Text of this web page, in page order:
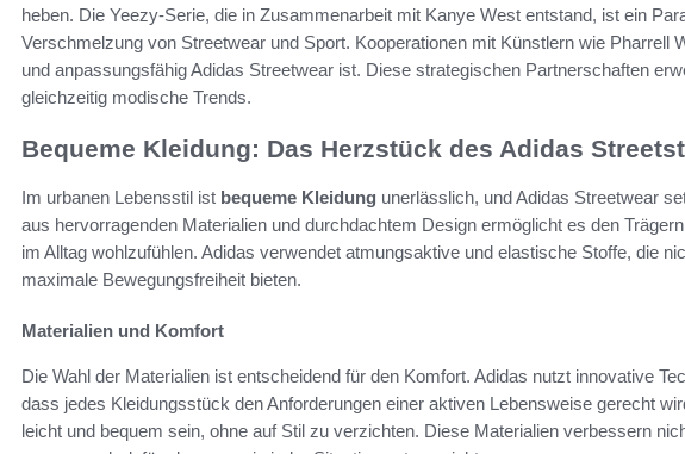
heben. Die Yeezy-Serie, die in Zusammenarbeit mit Kanye West entstand, ist ein
Verschmelzung von Streetwear und Sport. Kooperationen mit Künstlern wie Pharrell
und anpassungsfähig Adidas Streetwear ist. Diese strategischen Partnerschaften
gleichzeitig modische Trends.
Bequeme Kleidung: Das Herzstück des Adidas
Im urbanen Lebensstil ist bequeme Kleidung unerlässlich, und Adidas Streetwear
aus hervorragenden Materialien und durchdachtem Design ermöglicht es den
im Alltag wohlzufühlen. Adidas verwendet atmungsaktive und elastische Stoffe, die
maximale Bewegungsfreiheit bieten.
Materialien und Komfort
Die Wahl der Materialien ist entscheidend für den Komfort. Adidas nutzt innovative
dass jedes Kleidungsstück den Anforderungen einer aktiven Lebensweise gerecht
leicht und bequem sein, ohne auf Stil zu verzichten. Diese Materialien verbessern